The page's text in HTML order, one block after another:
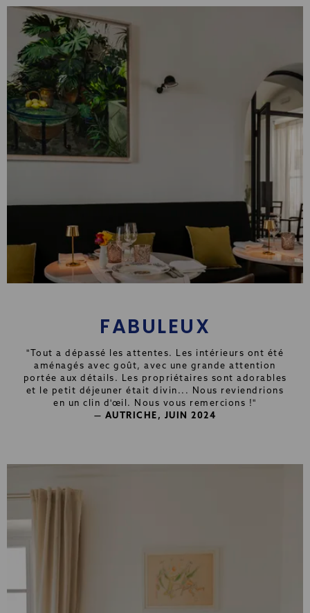
FABULEUX
"Tout a dépassé les attentes. Les intérieurs ont été
aménagés avec goût, avec une grande attention
portée aux détails. Les propriétaires sont adorables
et le petit déjeuner était divin... Nous reviendrions
en un clin d'œil. Nous vous remercions !"
— AUTRICHE, JUIN 2024